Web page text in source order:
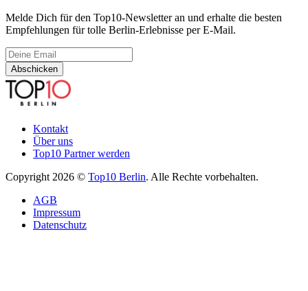
Melde Dich für den Top10-Newsletter an und erhalte die besten
Empfehlungen für tolle Berlin-Erlebnisse per E-Mail.
Abschicken
Kontakt
Über uns
Top10 Partner werden
Copyright 2026 © Top10 Berlin. Alle Rechte vorbehalten.
AGB
Impressum
Datenschutz